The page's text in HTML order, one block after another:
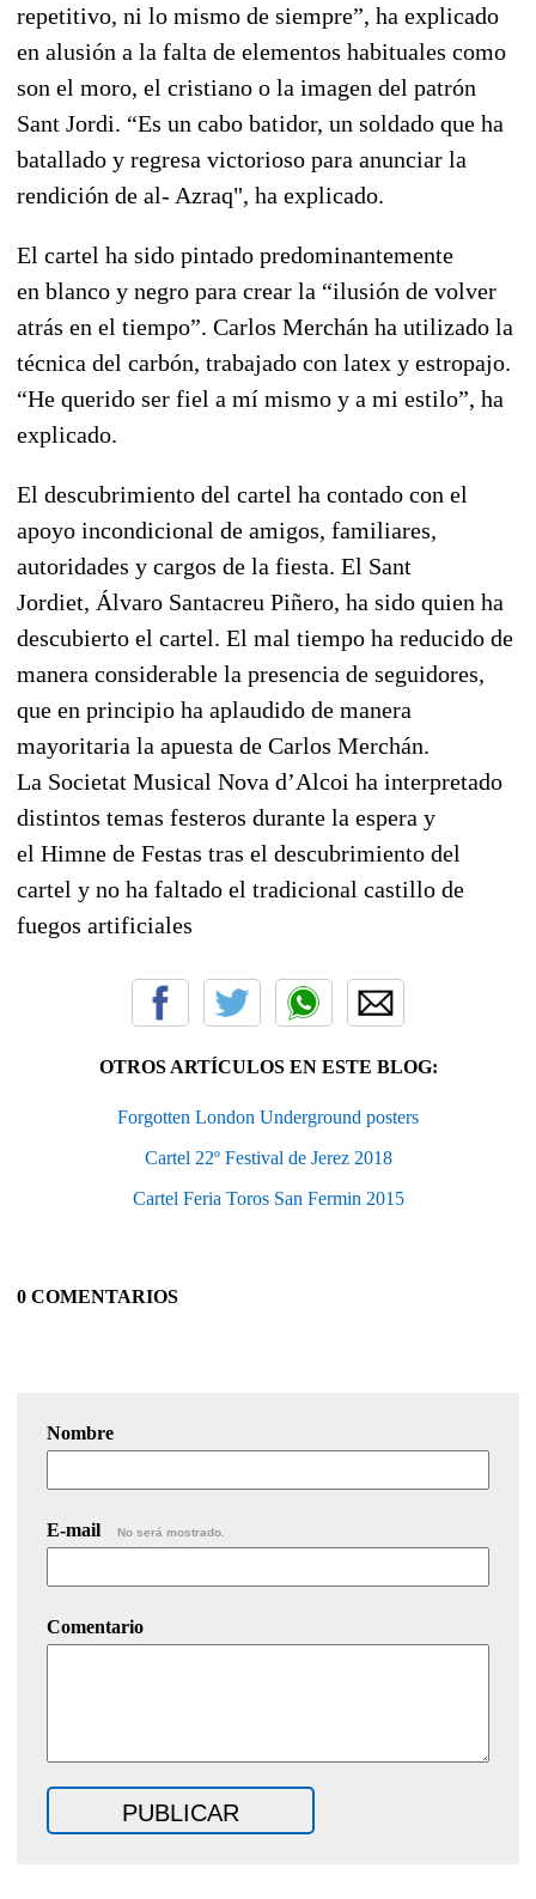
repetitivo, ni lo mismo de siempre”, ha explicado
en alusión a la falta de elementos habituales como
son el moro, el cristiano o la imagen del patrón
Sant Jordi. “Es un cabo batidor, un soldado que ha
batallado y regresa victorioso para anunciar la
rendición de al- Azraq", ha explicado.
El cartel ha sido pintado predominantemente
en blanco y negro para crear la “ilusión de volver
atrás en el tiempo”. Carlos Merchán ha utilizado la
técnica del carbón, trabajado con latex y estropajo.
“He querido ser fiel a mí mismo y a mi estilo”, ha
explicado.
El descubrimiento del cartel ha contado con el
apoyo incondicional de amigos, familiares,
autoridades y cargos de la fiesta. El Sant
Jordiet, Álvaro Santacreu Piñero, ha sido quien ha
descubierto el cartel. El mal tiempo ha reducido de
manera considerable la presencia de seguidores,
que en principio ha aplaudido de manera
mayoritaria la apuesta de Carlos Merchán.
La Societat Musical Nova d’Alcoi ha interpretado
distintos temas festeros durante la espera y
el Himne de Festas tras el descubrimiento del
cartel y no ha faltado el tradicional castillo de
fuegos artificiales
OTROS ARTÍCULOS EN ESTE BLOG:
Forgotten London Underground posters
Cartel 22º Festival de Jerez 2018
Cartel Feria Toros San Fermin 2015
0 COMENTARIOS
Nombre
E-mail No será mostrado.
Comentario